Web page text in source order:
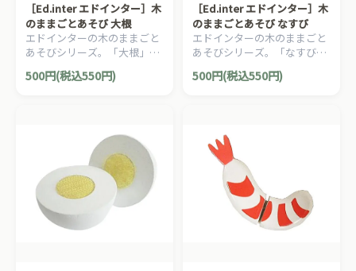
［Ed.inter エドインター］木
のままごとあそび 大根
エドインターの木のままごと
あそびシリーズ。「大根」で
500円(税込550円)
［Ed.inter エドインター］木
のままごとあそび なすび
エドインターの木のままごと
あそびシリーズ。「なすび」
500円(税込550円)